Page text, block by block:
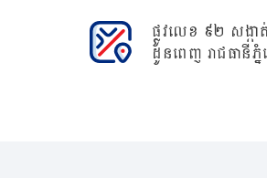
ផ្លូវលេខ ៩២ សង្កាត់
ដូនពេញ រាជធានីភ្